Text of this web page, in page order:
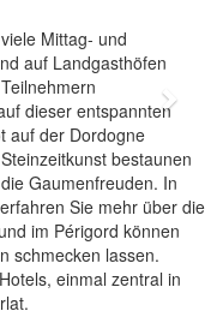
Mittag- und
auf Landgasthöfen
Next
dieser entspannten
auf der Dordogne
bestaunen
Gaumenfreuden. In
Sie mehr über die
im Périgord können
schmecken lassen.
einmal zentral in